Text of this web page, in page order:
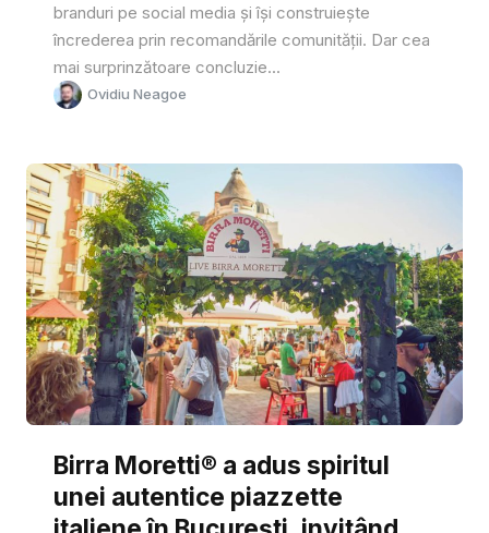
branduri pe social media și își construiește
încrederea prin recomandările comunității. Dar cea
mai surprinzătoare concluzie...
Ovidiu Neagoe
Birra Moretti® a adus spiritul
unei autentice piazzette